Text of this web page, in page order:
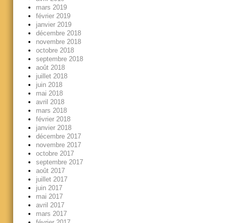
mars 2019
février 2019
janvier 2019
décembre 2018
novembre 2018
octobre 2018
septembre 2018
août 2018
juillet 2018
juin 2018
mai 2018
avril 2018
mars 2018
février 2018
janvier 2018
décembre 2017
novembre 2017
octobre 2017
septembre 2017
août 2017
juillet 2017
juin 2017
mai 2017
avril 2017
mars 2017